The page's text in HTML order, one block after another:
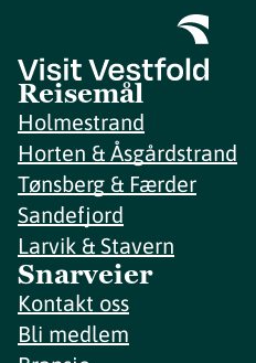
Reisemål
Holmestrand
Horten & Åsgårdstrand
Tønsberg & Færder
Sandefjord
Larvik & Stavern
Snarveier
Kontakt oss
Bli medlem